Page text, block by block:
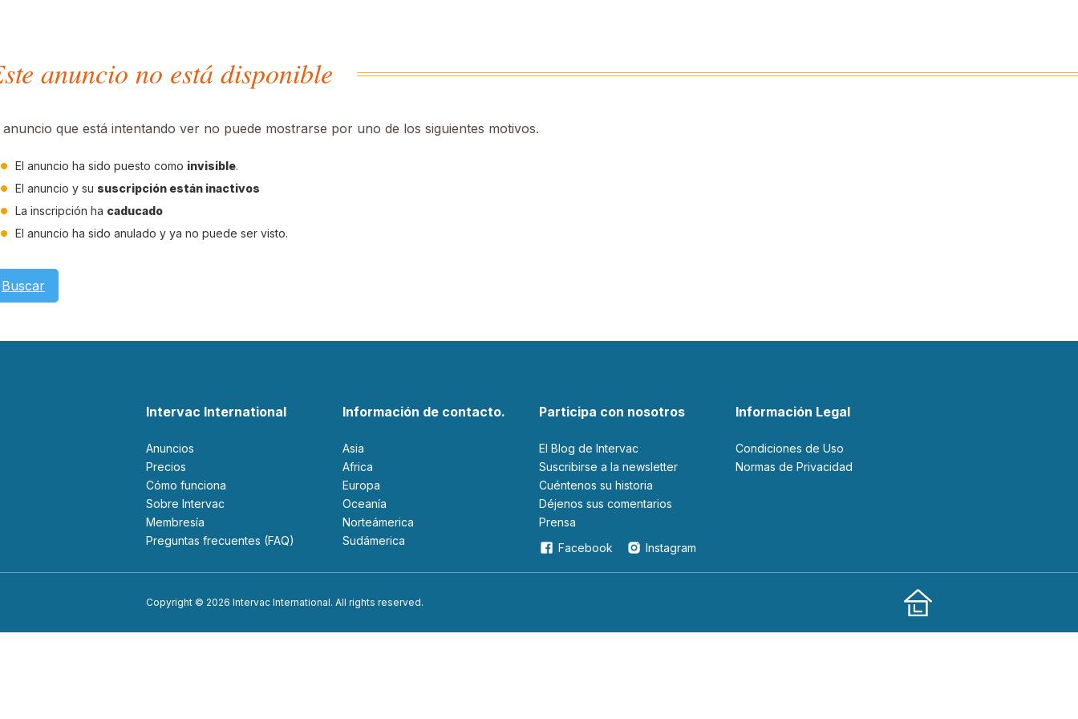
anuncio no está disponible
anuncio que está intentando ver no puede mostrarse por uno de los siguientes motivos.
El anuncio ha sido puesto como invisible.
El anuncio y su suscripción están inactivos
La inscripción ha caducado
El anuncio ha sido anulado y ya no puede ser visto.
Buscar
Intervac International
Anuncios
Precios
Cómo funciona
Sobre Intervac
Membresía
Preguntas frecuentes (FAQ)
Información de contacto.
Asia
Africa
Europa
Oceanía
Norteámerica
Sudámerica
Participa con nosotros
El Blog de Intervac
Suscribirse a la newsletter
Cuéntenos su historia
Déjenos sus comentarios
Prensa
Facebook
Instagram
Información Legal
Condiciones de Uso
Normas de Privacidad
Copyright © 2026 Intervac International. All rights reserved.